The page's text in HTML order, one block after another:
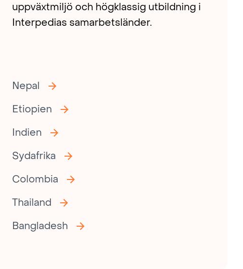
uppväxtmiljö och högklassig utbildning i
Interpedias samarbetsländer.
Nepal
Etiopien
Indien
Sydafrika
Colombia
Thailand
Bangladesh